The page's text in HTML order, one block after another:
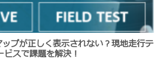
プが正しく表示されない？現地走行テ
スで課題を解決！